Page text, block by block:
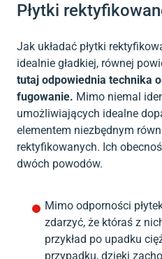
Płytki
Jak układać płytki
idealnie gładkiej, równej
tutaj odpowiednia technika
fugowanie. Mimo niemal
umożliwiających idealne
elementem niezbędnym
rektyfikowanych. Ich
dwóch powodów.
Mimo odporności
zdarzyć, że któraś z
przykład po upadku
przypadku, dzięki